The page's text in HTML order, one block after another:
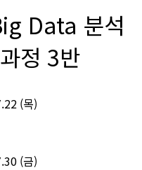
Data 분석
정 3반
(목)
(금)